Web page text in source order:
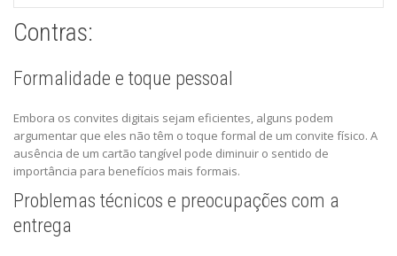
Contras:
Formalidade e toque pessoal
Embora os convites digitais sejam eficientes, alguns podem
argumentar que eles não têm o toque formal de um convite físico. A
ausência de um cartão tangível pode diminuir o sentido de
importância para benefícios mais formais.
Problemas técnicos e preocupações com a
entrega